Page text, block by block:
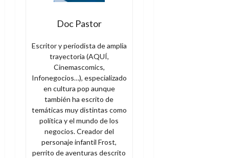
Doc Pastor
Escritor y periodista de amplia
trayectoria (AQUÍ,
Cinemascomics,
Infonegocios…), especializado
en cultura pop aunque
también ha escrito de
temáticas muy distintas como
política y el mundo de los
negocios. Creador del
personaje infantil Frost,
perrito de aventuras descrito